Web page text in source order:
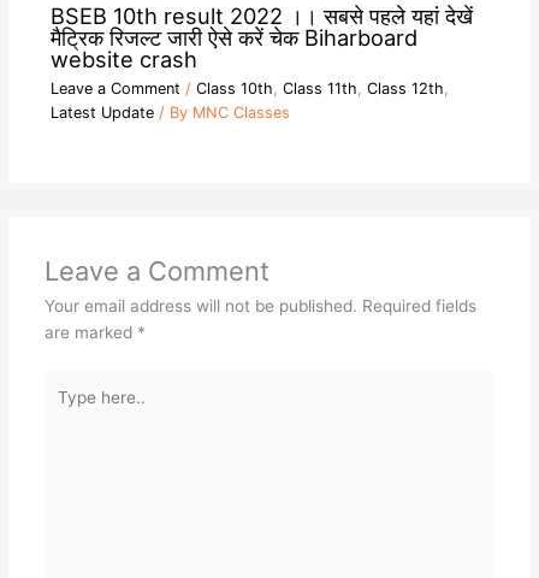
BSEB 10th result 2022 ।। सबसे पहले यहां देखें
मैट्रिक रिजल्ट जारी ऐसे करें चेक Biharboard
website crash
Leave a Comment / Class 10th, Class 11th, Class 12th,
Latest Update/ By MNC Classes
Leave a Comment
Your email address will not be published. Required fields
are marked *
here..